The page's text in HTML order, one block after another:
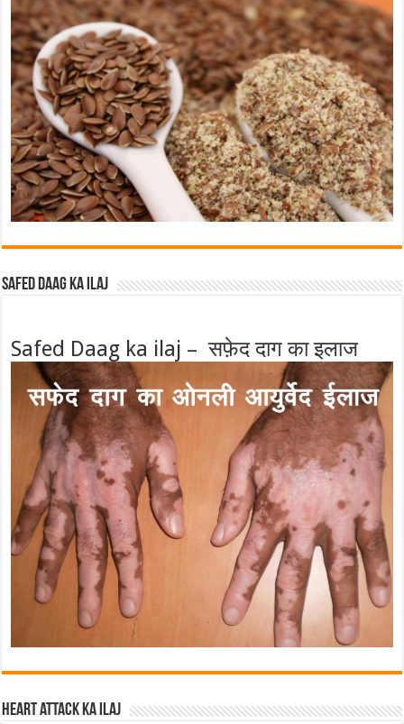
Safed Daag ka ilaj
Safed Daag ka ilaj – सफ़ेद दाग का इलाज
Heart attack ka ilaj